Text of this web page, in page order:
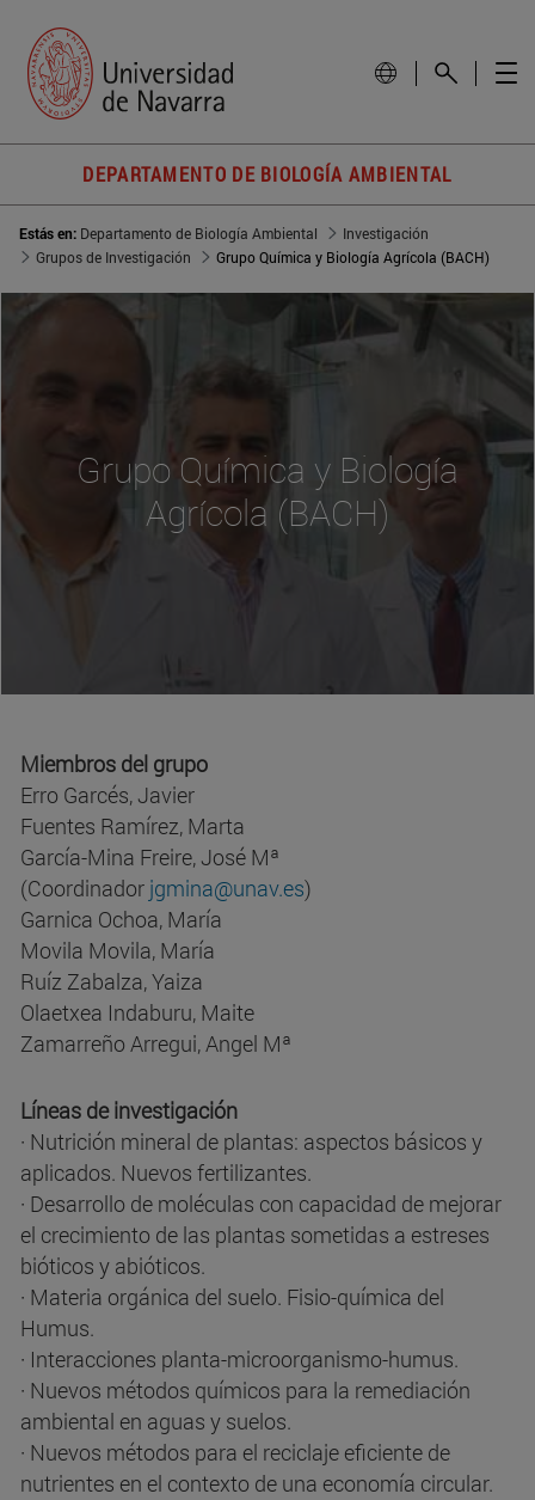
DEPARTAMENTO DE BIOLOGÍA AMBIENTAL
Estás en: Departamento de Biología Ambiental
Investigación
Grupos de Investigación
Grupo Química y Biología Agrícola (BACH)
Grupo Química y Biología
Agrícola (BACH)
Miembros del grupo
Erro Garcés, Javier
Fuentes Ramírez, Marta
García-Mina Freire, José Mª
(Coordinador jgmina@unav.es)
Garnica Ochoa, María
Movila Movila, María
Ruíz Zabalza, Yaiza
Olaetxea Indaburu, Maite
Zamarreño Arregui, Angel Mª
Líneas de investigación
· Nutrición mineral de plantas: aspectos básicos y
aplicados. Nuevos fertilizantes.
· Desarrollo de moléculas con capacidad de mejorar
el crecimiento de las plantas sometidas a estreses
bióticos y abióticos.
· Materia orgánica del suelo. Fisio-química del
Humus.
· Interacciones planta-microorganismo-humus.
· Nuevos métodos químicos para la remediación
ambiental en aguas y suelos.
· Nuevos métodos para el reciclaje eficiente de
nutrientes en el contexto de una economía circular.